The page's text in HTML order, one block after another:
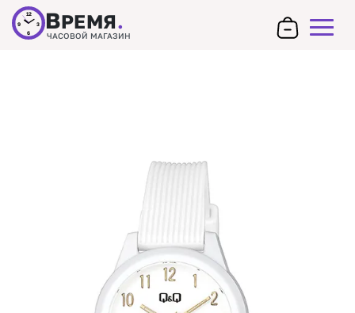
12
3
6
9 ВРЕМЯ.
ЧАСОВОЙ МАГАЗИН